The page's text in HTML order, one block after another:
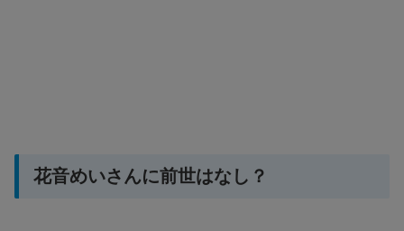
花音めいさんに前世はなし？